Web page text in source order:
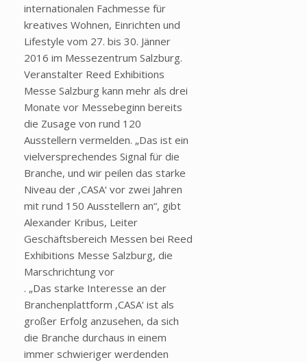
internationalen Fachmesse für
kreatives Wohnen, Einrichten und
Lifestyle vom 27. bis 30. Jänner
2016 im Messezentrum Salzburg.
Veranstalter Reed Exhibitions
Messe Salzburg kann mehr als drei
Monate vor Messebeginn bereits
die Zusage von rund 120
Ausstellern vermelden. „Das ist ein
vielversprechendes Signal für die
Branche, und wir peilen das starke
Niveau der ‚CASA‘ vor zwei Jahren
mit rund 150 Ausstellern an“, gibt
Alexander Kribus, Leiter
Geschäftsbereich Messen bei Reed
Exhibitions Messe Salzburg, die
Marschrichtung vor
. „Das starke Interesse an der
Branchenplattform ‚CASA‘ ist als
großer Erfolg anzusehen, da sich
die Branche durchaus in einem
immer schwieriger werdenden